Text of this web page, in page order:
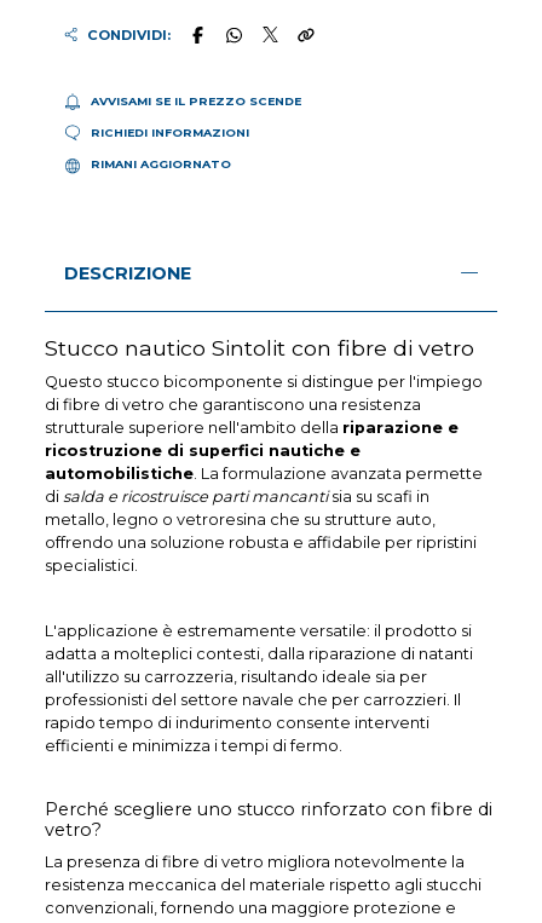
CONDIVIDI:
AVVISAMI SE IL PREZZO SCENDE
RICHIEDI INFORMAZIONI
RIMANI AGGIORNATO
DESCRIZIONE
Stucco nautico Sintolit con fibre di vetro
Questo stucco bicomponente si distingue per l'impiego
di fibre di vetro che garantiscono una resistenza
strutturale superiore nell'ambito della riparazione e
ricostruzione di superfici nautiche e
automobilistiche . La formulazione avanzata permette
di salda e ricostruisce parti mancantisia su scafi in
metallo, legno o vetroresina che su strutture auto,
offrendo una soluzione robusta e affidabile per ripristini
specialistici.
L'applicazione è estremamente versatile: il prodotto si
adatta a molteplici contesti, dalla riparazione di natanti
all'utilizzo su carrozzeria, risultando ideale sia per
professionisti del settore navale che per carrozzieri. Il
rapido tempo di indurimento consente interventi
efficienti e minimizza i tempi di fermo.
Perché scegliere uno stucco rinforzato con fibre di
vetro?
La presenza di fibre di vetro migliora notevolmente la
resistenza meccanica del materiale rispetto agli stucchi
convenzionali, fornendo una maggiore protezione e